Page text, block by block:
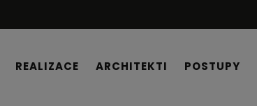
REALIZACE ARCHITEKTI POSTUPY